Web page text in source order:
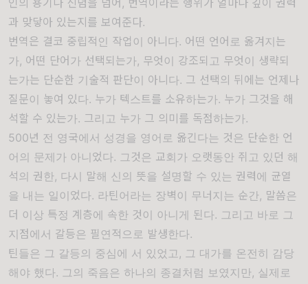
인의 용기나 신념을 넘어, 번역이라는 행위가 얼마나 깊이 권력
과 맞닿아 있는지를 보여준다.
번역은 결코 중립적인 작업이 아니다. 어떤 언어로 옮겨지는
가, 어떤 단어가 선택되는가, 무엇이 강조되고 무엇이 생략되
는가는 단순한 기술적 판단이 아니다. 그 선택의 뒤에는 언제나
질문이 놓여 있다. 누가 텍스트를 소유하는가. 누가 그것을 해
석할 수 있는가. 그리고 누가 그 의미를 독점하는가.
500년 전 영국에서 성경을 영어로 옮긴다는 것은 단순한 언
어의 문제가 아니었다. 그것은 교회가 오랫동안 쥐고 있던 해
석의 권한, 다시 말해 신의 뜻을 설명할 수 있는 권력에 균열
을 내는 일이었다. 라틴어라는 장벽이 무너지는 순간, 말씀은
더 이상 특정 계층에 속한 것이 아니게 된다. 그리고 바로 그
지점에서 갈등은 필연적으로 발생한다.
틴들은 그 갈등의 중심에 서 있었고, 그 대가를 온전히 감당
해야 했다. 그의 죽음은 하나의 종결처럼 보였지만, 실제로